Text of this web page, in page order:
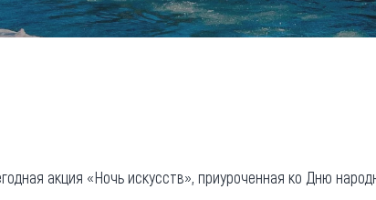
и культуры
Аудиогид
Мой маршрут
О регионе
акция «Ночь искусств», приуроченная ко Дню